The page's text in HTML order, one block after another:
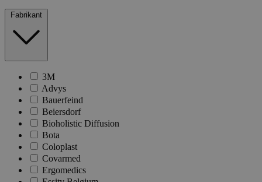
Fabrikant
3M
Advys
Bauerfeind
Beiersdorf
Bioholistic Diffusion
Bota
Coloplast
Covarmed
Ergomedics